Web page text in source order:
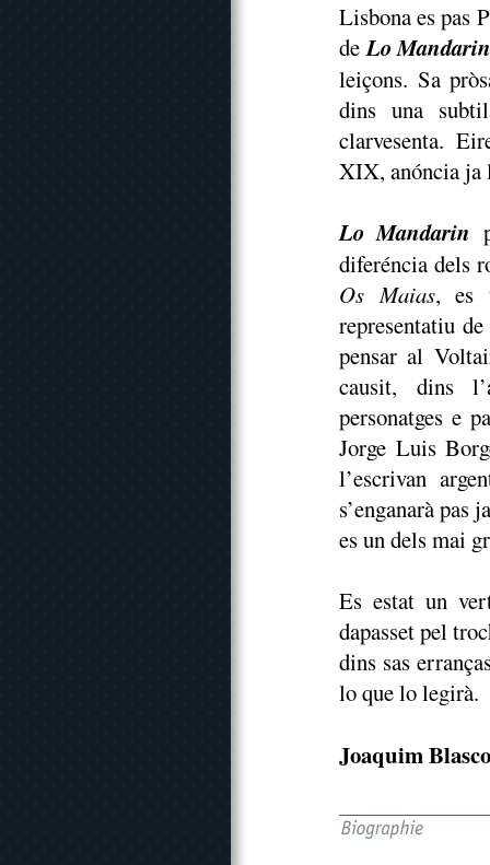
Lisbona es pas
deLo
leiçons. Sa
dins una
clarvesenta.
XIX, anóncia ja
Lo Mandarin
diferéncia dels
Os Maias, es
representatiu
pensar al
causit, dins
personatges e
Jorge Luis
l’escrivan
s’enganarà pas
es un dels mai
Es estat un
dapasset pel
dins sas
lo que lo legirà.
Joaquim Blasco